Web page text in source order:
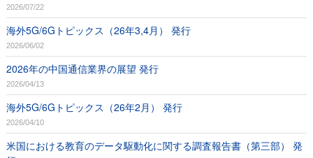
2026/07/22
海外5G/6Gトピックス（26年3,4月） 発行
2026/06/02
2026年の中国通信業界の展望 発行
2026/04/13
海外5G/6Gトピックス（26年2月） 発行
2026/04/10
米国における教育のデータ駆動化に関する調査報告書（第三部） 発